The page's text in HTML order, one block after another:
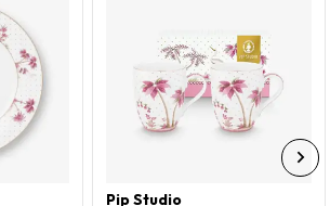
Pip Studio